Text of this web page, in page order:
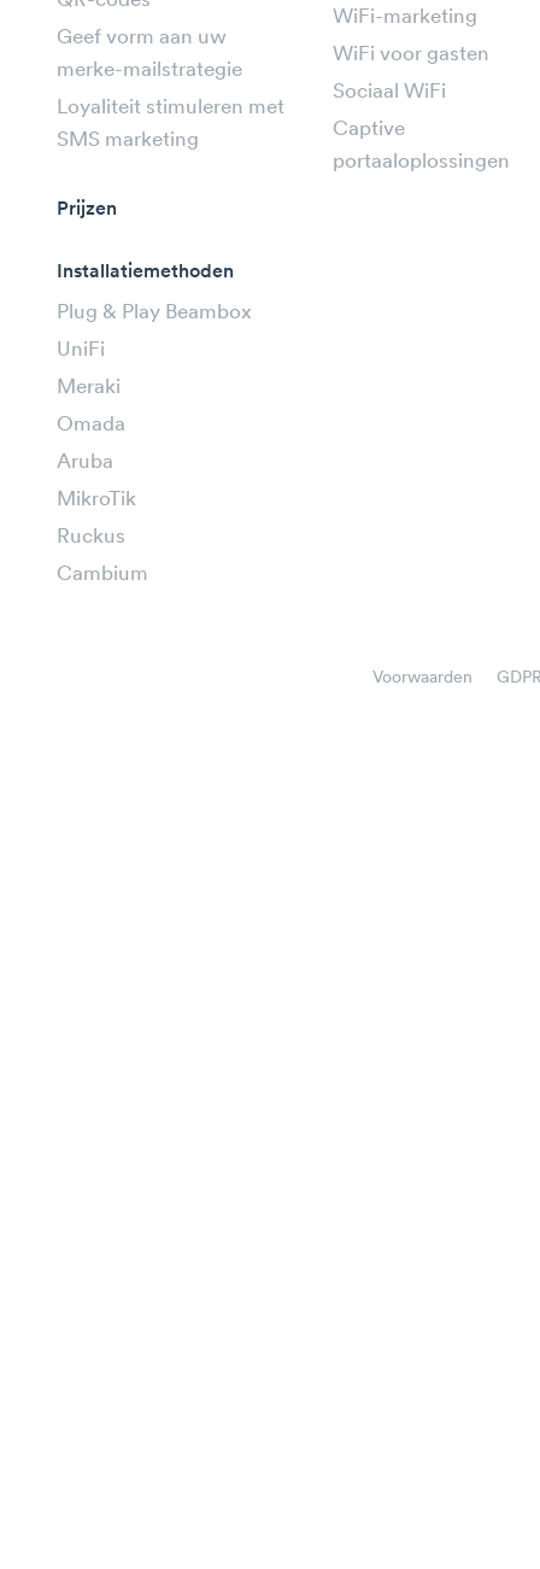
Geef vorm aan uw
merke-mailstrategie
Loyaliteit stimuleren met
SMS marketing
Prijzen
Installatiemethoden
Plug & Play Beambox
UniFi
Meraki
Omada
Aruba
MikroTik
Ruckus
Cambium
WiFi-marketing
WiFi voor gasten
Sociaal WiFi
Captive
portaaloplossingen
Voorwaarden